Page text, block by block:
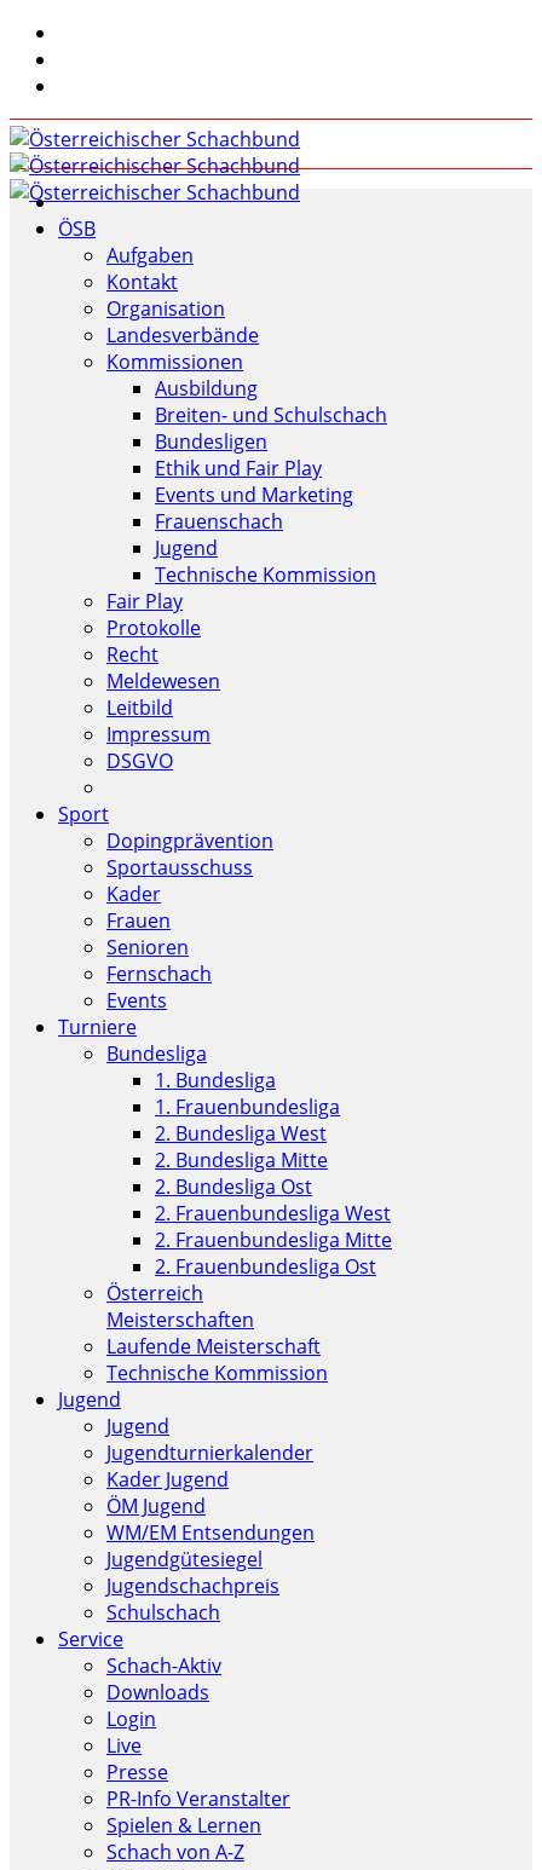
ÖSB
Aufgaben
Kontakt
Organisation
Landesverbände
Kommissionen
Ausbildung
Breiten- und Schulschach
Bundesligen
Ethik und Fair Play
Events und Marketing
Frauenschach
Jugend
Technische Kommission
Fair Play
Protokolle
Recht
Meldewesen
Leitbild
Impressum
DSGVO
Sport
Dopingprävention
Sportausschuss
Kader
Frauen
Senioren
Fernschach
Events
Turniere
Bundesliga
1. Bundesliga
1. Frauenbundesliga
2. Bundesliga West
2. Bundesliga Mitte
2. Bundesliga Ost
2. Frauenbundesliga West
2. Frauenbundesliga Mitte
2. Frauenbundesliga Ost
Österreich
Meisterschaften
Laufende Meisterschaft
Technische Kommission
Jugend
Jugend
Jugendturnierkalender
Kader Jugend
ÖM Jugend
WM/EM Entsendungen
Jugendgütesiegel
Jugendschachpreis
Schulschach
Service
Schach-Aktiv
Downloads
Login
Live
Presse
PR-Info Veranstalter
Spielen & Lernen
Schach von A-Z